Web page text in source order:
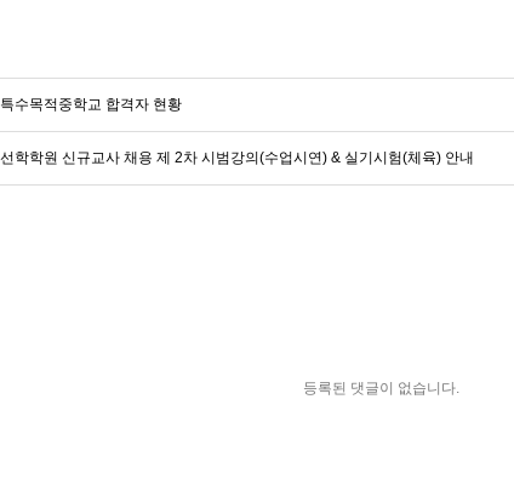
수목적중학교 합격자 현황
학학원 신규교사 채용 제 2차 시범강의(수업시연) & 실기시험(체육) 안내
등록된 댓글이 없습니다.